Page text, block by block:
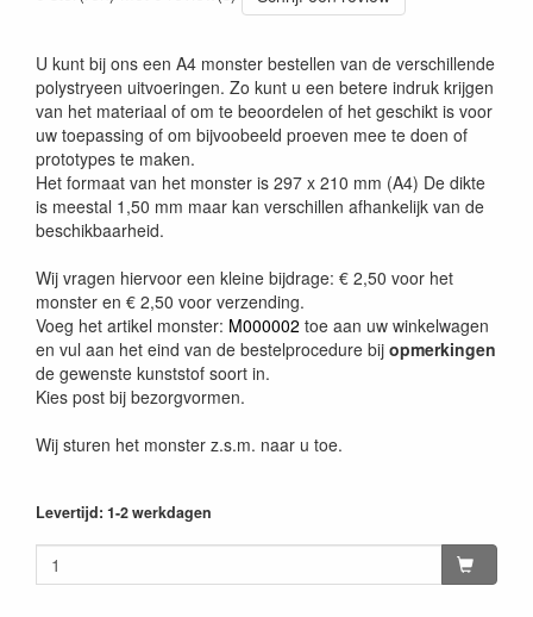
U kunt bij ons een A4 monster bestellen van de verschillende
polystryeen uitvoeringen. Zo kunt u een betere indruk krijgen
van het materiaal of om te beoordelen of het geschikt is voor
uw toepassing of om bijvoobeeld proeven mee te doen of
prototypes te maken.
Het formaat van het monster is 297 x 210 mm (A4) De dikte
is meestal 1,50 mm maar kan verschillen afhankelijk van de
beschikbaarheid.
Wij vragen hiervoor een kleine bijdrage: € 2,50 voor het
monster en € 2,50 voor verzending.
Voeg het artikel monster: M000002 toe aan uw winkelwagen
en vul aan het eind van de bestelprocedure bij opmerkingen
de gewenste kunststof soort in.
Kies post bij bezorgvormen.
Wij sturen het monster z.s.m. naar u toe.
Levertijd: 1-2 werkdagen